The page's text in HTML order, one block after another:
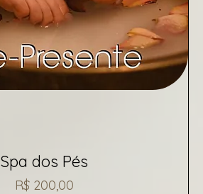
Spa dos Pés
Preço
R$ 200,00